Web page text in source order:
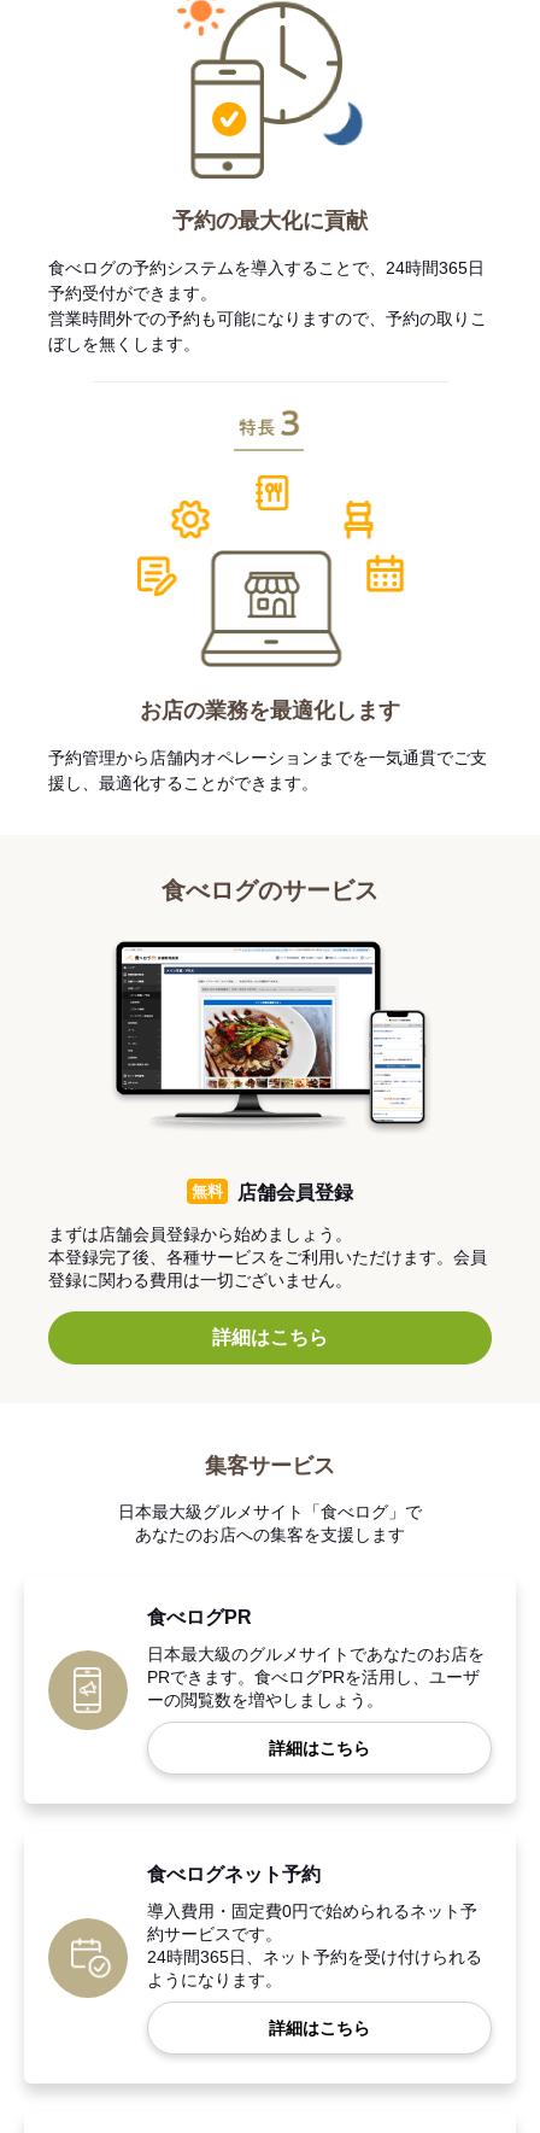
予約の最大化に貢献
食べログの予約システムを導入することで、24時間365日
予約受付ができます。
営業時間外での予約も可能になりますので、予約の取りこ
ぼしを無くします。
お店の業務を最適化します
予約管理から店舗内オペレーションまでを一気通貫でご支
援し、最適化することができます。
食べログのサービス
無料 店舗会員登録
まずは店舗会員登録から始めましょう。
本登録完了後、各種サービスをご利用いただけます。会員
登録に関わる費用は一切ございません。
詳細はこちら
集客サービス
日本最大級グルメサイト「食べログ」で
あなたのお店への集客を支援します
食べログPR
日本最大級のグルメサイトであなたのお店を
PRできます。食べログPRを活用し、ユーザ
ーの閲覧数を増やしましょう。
詳細はこちら
食べログネット予約
導入費用・固定費0円で始められるネット予
約サービスです。
24時間365日、ネット予約を受け付けられる
ようになります。
詳細はこちら